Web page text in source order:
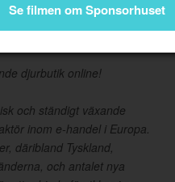
Se filmen om Sponsorhuset
djurbutik online!
och ständigt växande
inom e-handel i Europa.
däribland Tyskland,
och antalet nya